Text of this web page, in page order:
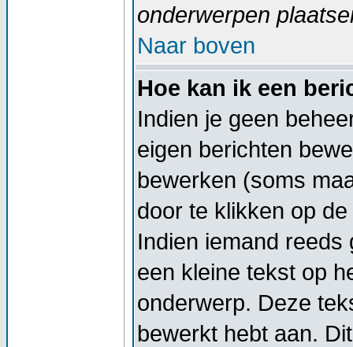
onderwerpen
Naar boven
Hoe kan ik een
Indien je geen
eigen berichten
bewerken (soms
door te klikken op de
Indien iemand
een kleine tekst op
onderwerp. Deze
bewerkt hebt aan.